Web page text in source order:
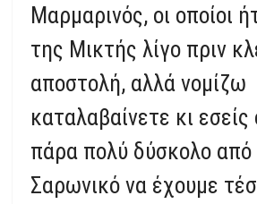
Μαρμαρινός, οι οποίοι
της Μικτής λίγο πριν
αποστολή, αλλά νομίζω
καταλαβαίνετε κι εσείς
πάρα πολύ δύσκολο από
Σαρωνικό να έχουμε